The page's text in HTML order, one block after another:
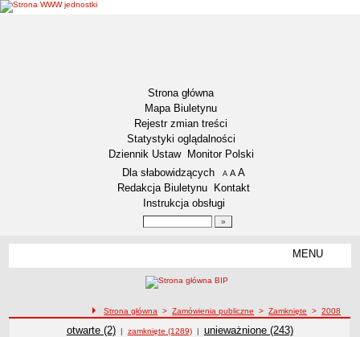
Strona główna
Mapa Biuletynu
Rejestr zmian treści
Statystyki oglądalności
Dziennik Ustaw
Monitor Polski
Menu dodatkowe
Dla słabowidzących A pomniejsz czcionkę
A standardowy rozmiar czcionki
A
Redakcja Biuletynu
Kontakt
Instrukcja obsługi
MENU
RAPORT O STANIE DOSTĘPNOŚCI
ZDW BYDGOSZCZ
Lokalizacja
ścieżka nawigacji
Strona główna >Zamówienia publiczne >Zamknięte >2008
Zamówienia publiczne
otwarte (2)| Zamówienia publiczne
zamknięte (1289)| Zamówienia publiczne
unieważnione (243)